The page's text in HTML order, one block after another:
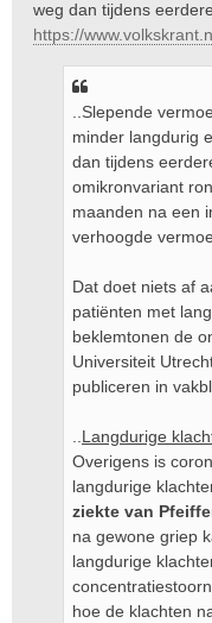
t
weg dan tijdens
https://
..Slepende
minder langdurig
dan tijdens
omikronvariant
maanden na een
verhoogde
Dat doet niets af
patiënten met
beklemtonen de
Universiteit
publiceren in
Langdurige
Overigens is
langdurige
ziekte van
na gewone griep
langdurige
hoe de klachten